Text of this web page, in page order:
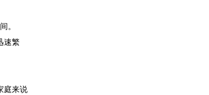
。
速繁
庭来说